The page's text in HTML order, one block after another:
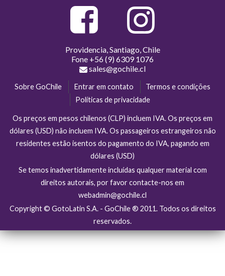
Providencia, Santiago, Chile
Fone +56 (9) 6309 1076
sales@gochile.cl
Sobre GoChile Entrar em contato
Termos e condições
Políticas de privacidade
Os preços em pesos chilenos (CLP) incluem IVA. Os preços em
dólares (USD) não incluem IVA. Os passageiros estrangeiros não
residentes estão isentos do pagamento do IVA, pagando em
dólares (USD)
Se temos inadvertidamente incluídas qualquer material com
direitos autorais, por favor contacte-nos em
webadmin@gochile.cl
Copyright © GotoLatin S.A. - GoChile ® 2011. Todos os direitos
reservados.